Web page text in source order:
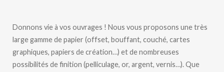
Donnons vie à vos ouvrages ! Nous vous proposons une très
large gamme de papier (offset, bouffant, couché, cartes
graphiques, papiers de création…) et de nombreuses
possibilités de finition (pelliculage, or, argent, vernis…). Que